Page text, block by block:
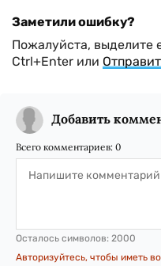
Заметили ошибку?
Пожалуйста,
Ctrl+Enter или
Добавить
Всего комментариев: 0
Осталось символов: 2000
Авторизуйтесь, чтобы иметь